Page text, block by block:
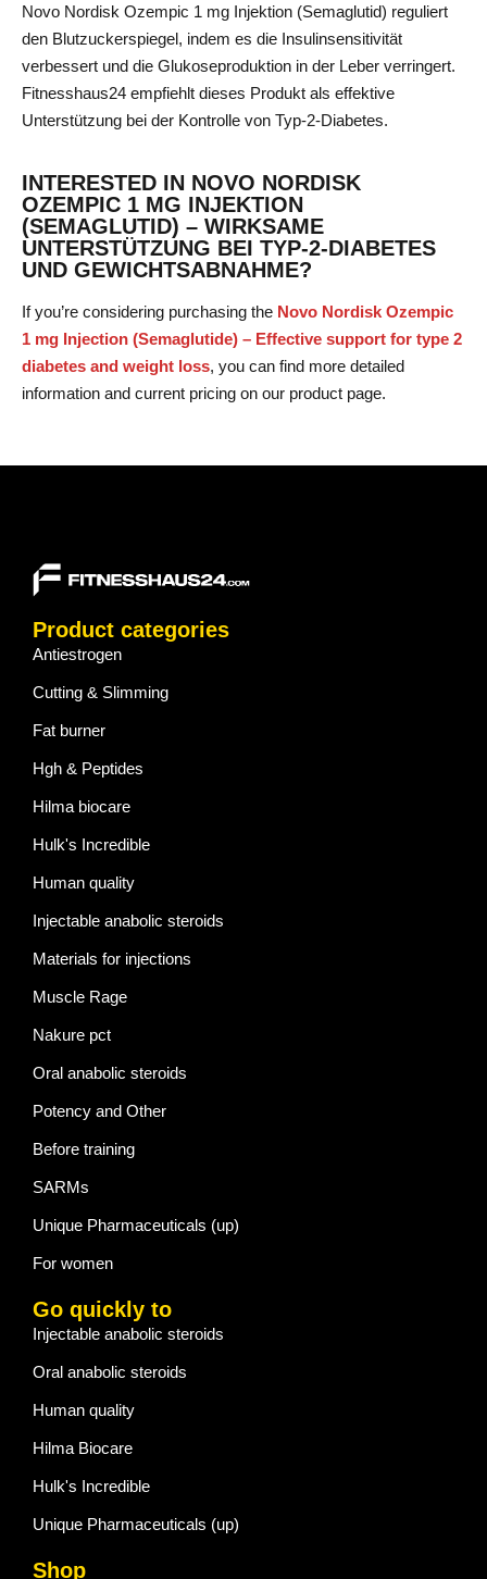
Novo Nordisk Ozempic 1 mg Injektion (Semaglutid) reguliert
den Blutzuckerspiegel, indem es die Insulinsensitivität
verbessert und die Glukoseproduktion in der Leber verringert.
Fitnesshaus24 empfiehlt dieses Produkt als effektive
Unterstützung bei der Kontrolle von Typ-2-Diabetes.
INTERESTED IN NOVO NORDISK
OZEMPIC 1 MG INJEKTION
(SEMAGLUTID) – WIRKSAME
UNTERSTÜTZUNG BEI TYP-2-DIABETES
UND GEWICHTSABNAHME?
If you’re considering purchasing the Novo Nordisk Ozempic
1 mg Injection (Semaglutide) – Effective support for type 2
diabetes and weight loss, you can find more detailed
information and current pricing on our product page.
Product categories
Antiestrogen
Cutting & Slimming
Fat burner
Hgh & Peptides
Hilma biocare
Hulk's Incredible
Human quality
Injectable anabolic steroids
Materials for injections
Muscle Rage
Nakure pct
Oral anabolic steroids
Potency and Other
Before training
SARMs
Unique Pharmaceuticals (up)
For women
Go quickly to
Injectable anabolic steroids
Oral anabolic steroids
Human quality
Hilma Biocare
Hulk's Incredible
Unique Pharmaceuticals (up)
Shop